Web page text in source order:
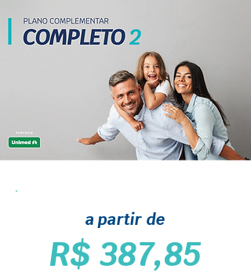
a partir de
R$ 387,85